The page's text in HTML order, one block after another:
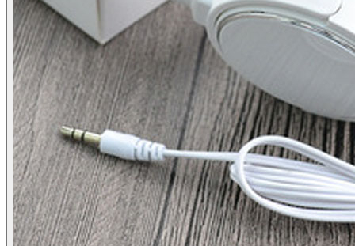
Màu đen
-30%
65.000đ
45.500đ